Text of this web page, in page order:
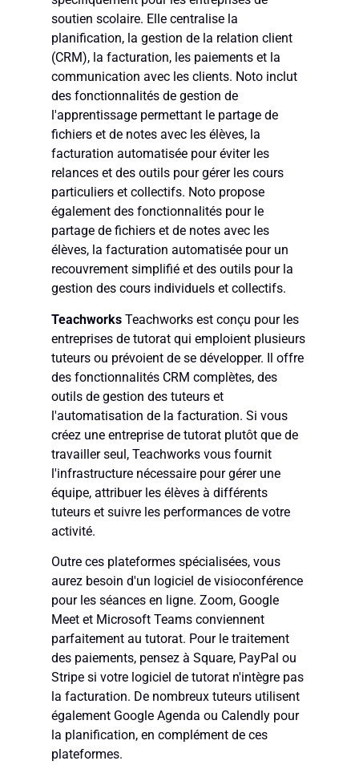
soutien scolaire. Elle centralise la
planification, la gestion de la relation client
(CRM), la facturation, les paiements et la
communication avec les clients. Noto inclut
des fonctionnalités de gestion de
l'apprentissage permettant le partage de
fichiers et de notes avec les élèves, la
facturation automatisée pour éviter les
relances et des outils pour gérer les cours
particuliers et collectifs. Noto propose
également des fonctionnalités pour le
partage de fichiers et de notes avec les
élèves, la facturation automatisée pour un
recouvrement simplifié et des outils pour la
gestion des cours individuels et collectifs.
Teachworks Teachworks est conçu pour les
entreprises de tutorat qui emploient plusieurs
tuteurs ou prévoient de se développer. Il offre
des fonctionnalités CRM complètes, des
outils de gestion des tuteurs et
l'automatisation de la facturation. Si vous
créez une entreprise de tutorat plutôt que de
travailler seul, Teachworks vous fournit
l'infrastructure nécessaire pour gérer une
équipe, attribuer les élèves à différents
tuteurs et suivre les performances de votre
activité.
Outre ces plateformes spécialisées, vous
aurez besoin d'un logiciel de visioconférence
pour les séances en ligne. Zoom, Google
Meet et Microsoft Teams conviennent
parfaitement au tutorat. Pour le traitement
des paiements, pensez à Square, PayPal ou
Stripe si votre logiciel de tutorat n'intègre pas
la facturation. De nombreux tuteurs utilisent
également Google Agenda ou Calendly pour
la planification, en complément de ces
plateformes.